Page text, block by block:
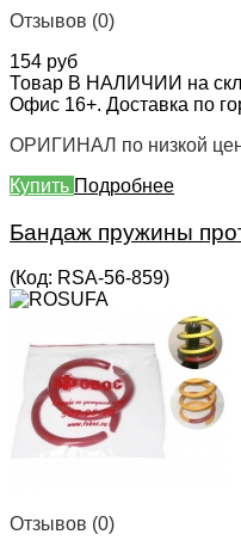
Отзывов (0)
154 руб
Товар В НАЛИЧИИ на
Офис 16+. Доставка по
ОРИГИНАЛ по низкой
Купить Подробнее
Бандаж пружины
(Код: RSA-56-859)
Отзывов (0)